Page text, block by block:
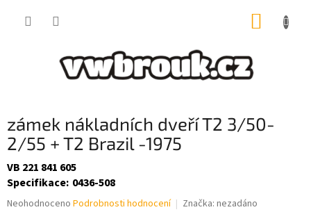
zámek nákladních dveří T2 3/50-
2/55 + T2 Brazil -1975
VB 221 841 605
Specifikace: 0436-508
Průměrné
Neohodnoceno Podrobnosti hodnocení Značka: nezadáno